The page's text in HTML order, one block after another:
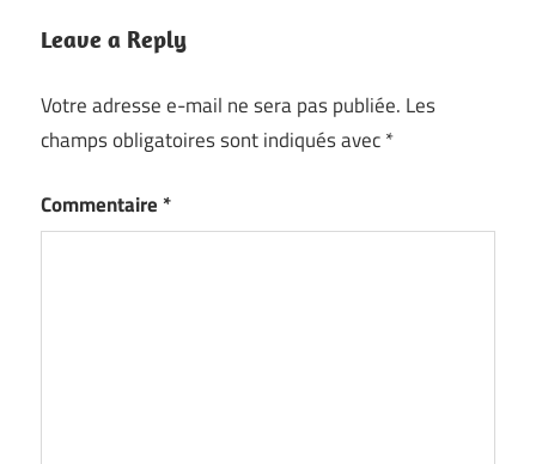
Leave a Reply
Votre adresse e-mail ne sera pas publiée. Les
champs obligatoires sont indiqués avec*
Commentaire *